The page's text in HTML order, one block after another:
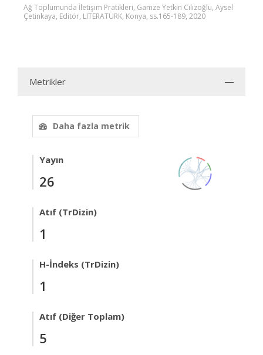
Ağ Toplumunda İletişim Pratikleri, Gamze Yetkin Cılızoğlu, Aysel
Çetinkaya, Editör, LITERATÜRK, Konya, ss.165-189, 2020
Metrikler
Daha fazla metrik
Yayın
26
Atıf (TrDizin)
1
H-İndeks (TrDizin)
1
Atıf (Diğer Toplam)
5